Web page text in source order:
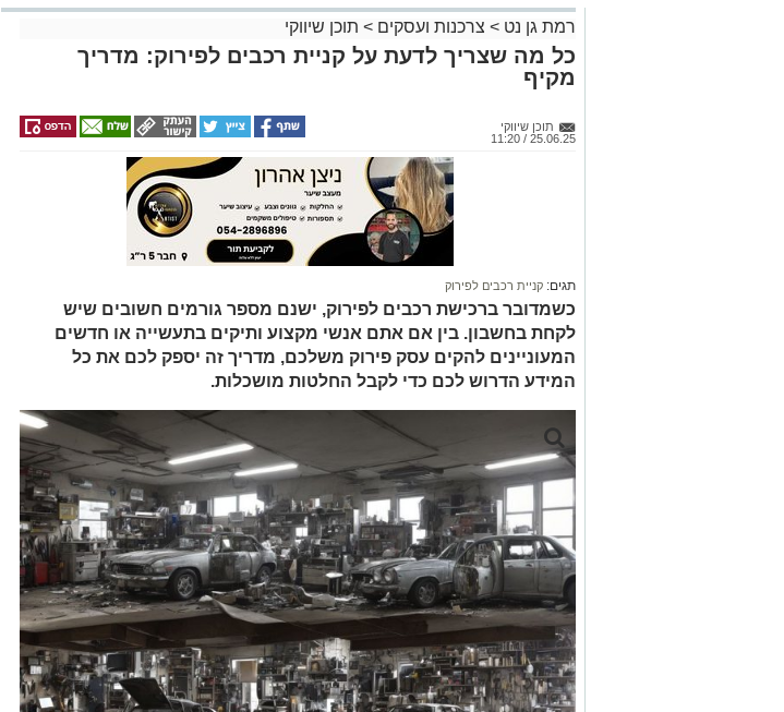
25.06.25 / 11:20
קניית רכבים לפירוק
כשמדובר ברכישת רכבים לפירוק, ישנם מספר גורמים חשובים שיש
לקחת בחשבון. בין אם אתם אנשי מקצוע ותיקים בתעשייה או חדשים
המעוניינים להקים עסק פירוק משלכם, מדריך זה יספק לכם את כל
המידע הדרוש לכם כדי לקבל החלטות מושכלות.